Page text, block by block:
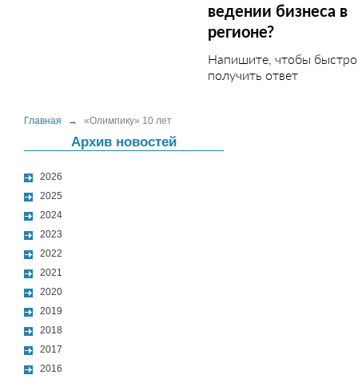
ведении бизнеса в
регионе?
Напишите, чтобы быстро
получить ответ
Главная → «Олимпику» 10 лет
Архив новостей
2026
2025
2024
2023
2022
2021
2020
2019
2018
2017
2016